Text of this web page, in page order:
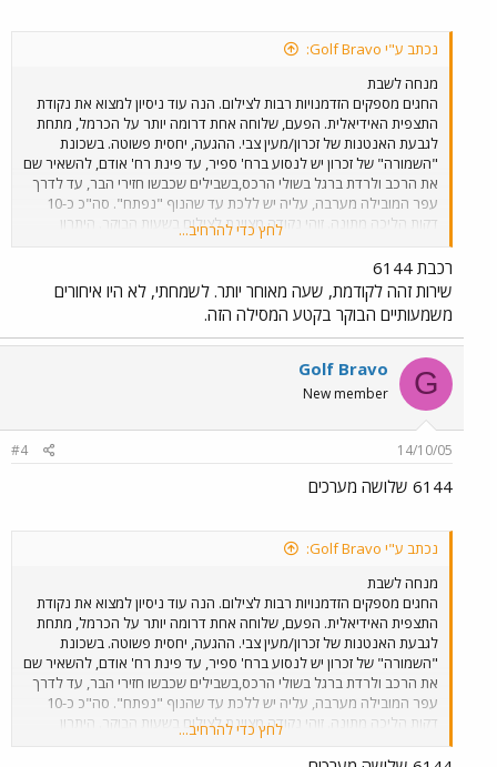
נכתב ע"י Golf Bravo:
מנחה לשבת
החגים מספקים הזדמנויות רבות לצילום. הנה עוד ניסיון למצוא את נקודת
התצפית האידיאלית. הפעם, שלוחה אחת דרומה יותר על הכרמל, מתחת
לגבעת האנטנות של זכרון/מעין צבי. ההגעה, יחסית פשוטה. בשכונת
"השמורה" של זכרון יש לנסוע ברח' ספיר, עד פינת רח' אודם, להשאיר שם
את הרכב ולרדת ברגל בשולי הרכס,בשבילים שכבשו חזירי הבר, עד לדרך
עפר המובילה מערבה, עליה יש ללכת עד שהנוף "נפתח". סה"כ כ-10
דקות הליכה מתונה. זוהי נקודה מצוינת לצילום בשעות הבוקר. היתרון
לנקודה זו על פני נקודת התצפית על השלוחה הצפונית יותר, הנמצאת
בשמורת חוטם הכרמל, הוא הקרבה למסילה. כך גם ניתן לשמוע די בבירור
את פעמון המחסום של מעגן מיכאל בעוד מתצפתים צפונה. מזג האויר לא
שיתף פעולה היום. מעונן חלקית, עם תנאי תאורה משתנים ללא הרף, זה
הד-ד היחיד שפגשתי הבוקר.
לחץ כדי להרחיב...
רכבת 6144
שירות זהה לקודמת, שעה מאוחר יותר. לשמחתי, לא היו איחורים
משמעותיים הבוקר בקטע המסילה הזה.
G
Golf Bravo
New member
14/10/05
#4
6144 שלושה מערכים
נכתב ע"י Golf Bravo:
מנחה לשבת
החגים מספקים הזדמנויות רבות לצילום. הנה עוד ניסיון למצוא את נקודת
התצפית האידיאלית. הפעם, שלוחה אחת דרומה יותר על הכרמל, מתחת
לגבעת האנטנות של זכרון/מעין צבי. ההגעה, יחסית פשוטה. בשכונת
"השמורה" של זכרון יש לנסוע ברח' ספיר, עד פינת רח' אודם, להשאיר שם
את הרכב ולרדת ברגל בשולי הרכס,בשבילים שכבשו חזירי הבר, עד לדרך
עפר המובילה מערבה, עליה יש ללכת עד שהנוף "נפתח". סה"כ כ-10
דקות הליכה מתונה. זוהי נקודה מצוינת לצילום בשעות הבוקר. היתרון
לנקודה זו על פני נקודת התצפית על השלוחה הצפונית יותר, הנמצאת
בשמורת חוטם הכרמל, הוא הקרבה למסילה. כך גם ניתן לשמוע די בבירור
לחץ כדי להרחיב...